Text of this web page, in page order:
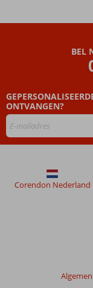
Beoordelingen
dan
48
niet
weergegeven
om
garanderen.
BEL
ONTVANGEN?
Corendon Nederland